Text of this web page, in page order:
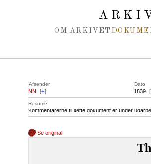
OM ARKIVET
Afsender Dato
NN [+] 1839 [
Resumé
Kommentarerne til dette dokument er under
Se original